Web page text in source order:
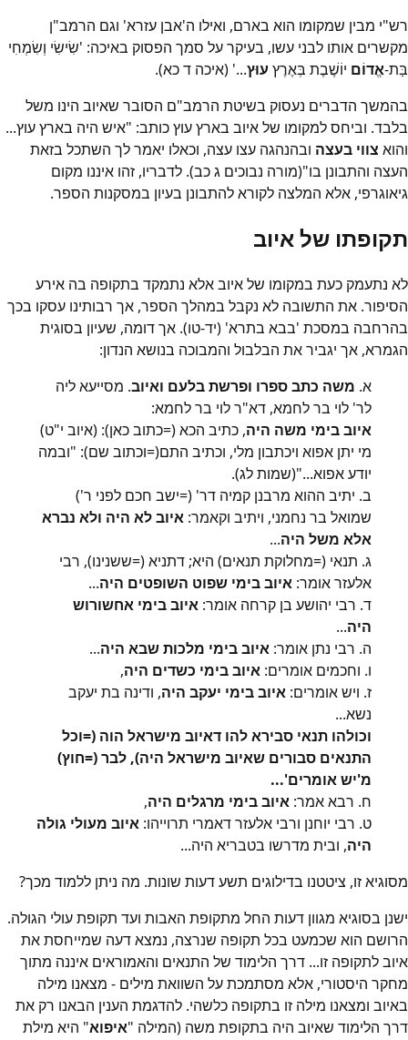
רש"י מבין שמקומו הוא בארם, ואילו ה'אבן עזרא' וגם הרמב"ן
מקשרים אותו לבני עשו, בעיקר על סמך הפסוק באיכה: 'שִׂישִׂי וְשִׂמְחִי
בַּת-אֱדוֹם יוֹשֶׁבֶת בְּאֶרֶץ עוּץ...' (איכה ד כא).
בהמשך הדברים נעסוק בשיטת הרמב"ם הסובר שאיוב הינו משל
בלבד. וביחס למקומו של איוב בארץ עוץ כותב: "איש היה בארץ עוץ...
והוא צווי בעצה ובהנהגה עצו עצה, וכאלו יאמר לך השתכל בזאת
העצה והתבונן בו"(מורה נבוכים ג כב). לדבריו, זהו איננו מקום
גיאוגרפי, אלא המלצה לקורא להתבונן בעיון במסקנות הספר.
תקופתו של איוב
לא נתעמק כעת במקומו של איוב אלא נתמקד בתקופה בה אירע
הסיפור. את התשובה לא נקבל במהלך הספר, אך רבותינו עסקו בכך
בהרחבה במסכת 'בבא בתרא' (יד-טו). אך דומה, שעיון בסוגית
הגמרא, אך יגביר את הבלבול והמבוכה בנושא הנדון:
א. משה כתב ספרו ופרשת בלעם ואיוב. מסייעא ליה
לר' לוי בר לחמא, דא"ר לוי בר לחמא:
איוב בימי משה היה, כתיב הכא (=כתוב כאן): (איוב י"ט)
מי יתן אפוא ויכתבון מלי, וכתיב התם(=וכתוב שם): "ובמה
יודע אפוא..."(שמות לג).
ב. יתיב ההוא מרבנן קמיה דר' (=ישב חכם לפני ר')
שמואל בר נחמני, ויתיב וקאמר: איוב לא היה ולא נברא
אלא משל היה...
ג. תנאי (=מחלוקת תנאים) היא; דתניא (=ששנינו), רבי
אלעזר אומר: איוב בימי שפוט השופטים היה...
ד. רבי יהושע בן קרחה אומר: איוב בימי אחשורוש
היה...
ה. רבי נתן אומר: איוב בימי מלכות שבא היה...
ו. וחכמים אומרים: איוב בימי כשדים היה,
ז. ויש אומרים: איוב בימי יעקב היה, ודינה בת יעקב
נשא...
וכולהו תנאי סבירא להו דאיוב מישראל הוה (=וכל
התנאים סבורים שאיוב מישראל היה), לבר (=חוץ)
מ'יש אומרים'...
ח. רבא אמר: איוב בימי מרגלים היה,
ט. רבי יוחנן ורבי אלעזר דאמרי תרוייהו: איוב מעולי גולה
היה, ובית מדרשו בטבריא היה...
מסוגיא זו, ציטטנו בדילוגים תשע דעות שונות. מה ניתן ללמוד מכך?
ישנן בסוגיא מגוון דעות החל מתקופת האבות ועד תקופת עולי הגולה.
הרושם הוא שכמעט בכל תקופה שנרצה, נמצא דעה שמייחסת את
איוב לתקופה זו... דרך הלימוד של התנאים והאמוראים איננה מתוך
מחקר היסטורי, אלא מסתמכת על השוואת מילים - מצאנו מילה
באיוב ומצאנו מילה זו בתקופה כלשהי. להדגמת הענין הבאנו רק את
דרך הלימוד שאיוב היה בתקופת משה (המילה "איפוא" היא מילת